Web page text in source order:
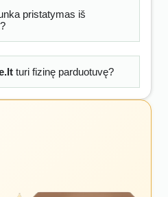
pristatymas iš
?
turi fizinę parduotuvę?